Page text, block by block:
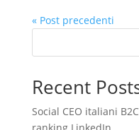
« Post precedenti
Recent
Social CEO italiani